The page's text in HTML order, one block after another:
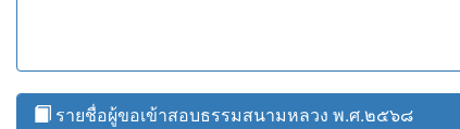
รายชื่อผู้ขอเข้าสอบธรรมสนามหลวง พ.ศ.๒๕๖๘